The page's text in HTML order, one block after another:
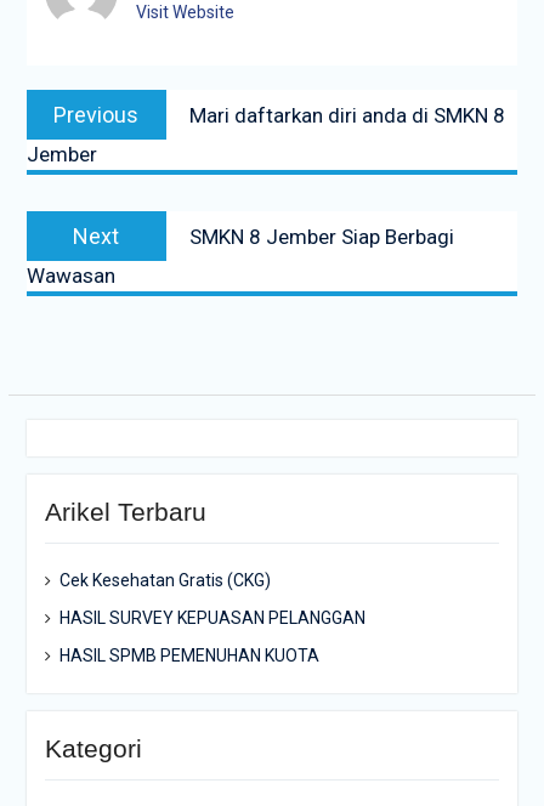
Visit Website
Navigasi
posPrevious
post:
Mari daftarkan diri anda di SMKN 8
Jember
Next
post:
SMKN 8 Jember Siap Berbagi
Wawasan
Arikel Terbaru
Cek Kesehatan Gratis (CKG)
HASIL SURVEY KEPUASAN PELANGGAN
HASIL SPMB PEMENUHAN KUOTA
Kategori